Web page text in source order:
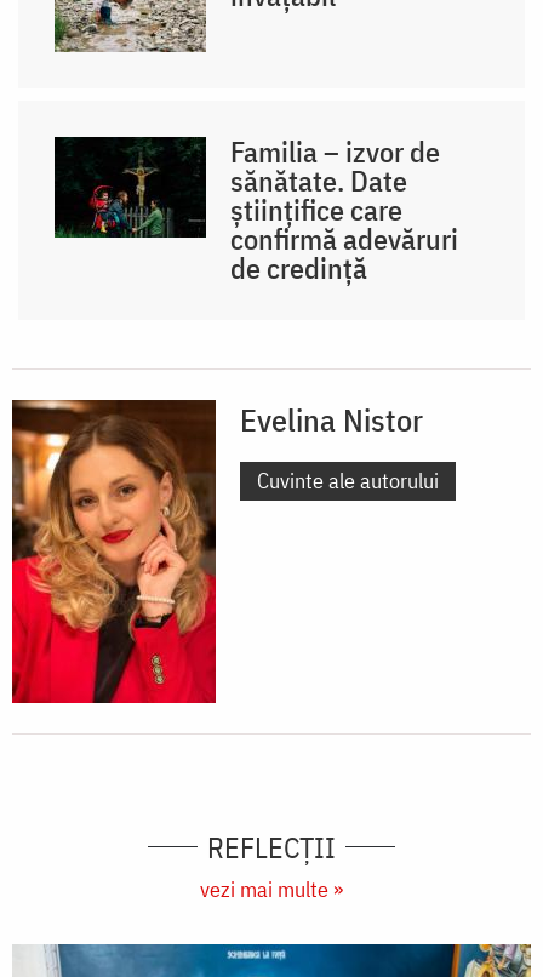
Familia – izvor de
sănătate. Date
științifice care
confirmă adevăruri
de credință
Evelina Nistor
Cuvinte ale autorului
REFLECȚII
vezi mai multe »